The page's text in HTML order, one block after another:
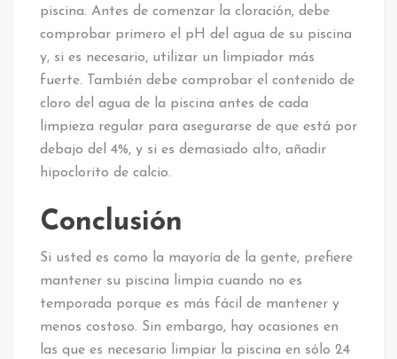
piscina. Antes de comenzar la cloración, debe
comprobar primero el pH del agua de su piscina
y, si es necesario, utilizar un limpiador más
fuerte. También debe comprobar el contenido de
cloro del agua de la piscina antes de cada
limpieza regular para asegurarse de que está por
debajo del 4%, y si es demasiado alto, añadir
hipoclorito de calcio.
Conclusión
Si usted es como la mayoría de la gente, prefiere
mantener su piscina limpia cuando no es
temporada porque es más fácil de mantener y
menos costoso. Sin embargo, hay ocasiones en
las que es necesario limpiar la piscina en sólo 24